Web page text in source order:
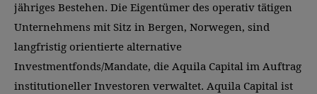
jähriges Bestehen. Die Eigentümer des operativ tätigen
Unternehmens mit Sitz in Bergen, Norwegen, sind
langfristig orientierte alternative
Investmentfonds/Mandate, die Aquila Capital im Auftrag
institutioneller Investoren verwaltet. Aquila Capital ist